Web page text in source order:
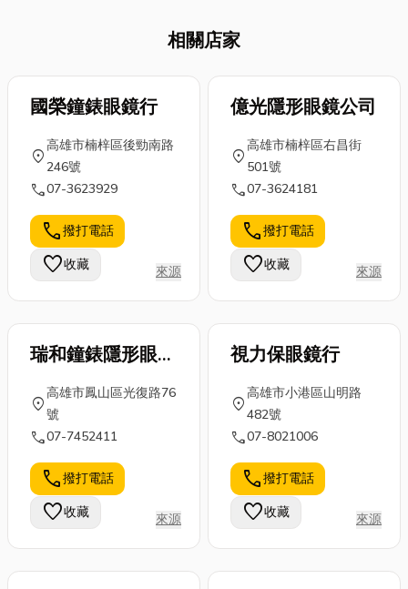
足，甚至只是
模式沒調對。
維修指南，幫
你快速搞懂常
見問題與自救
方法，從簡單
檢查到什麼情
況該找專業師
傅，一次說清
楚。別讓壞
掉...
儲存。您是否
個儲水容器如
果久未清洗，
青苔、泥沙、
的細菌與沈積
物？這些髒污
會直接影響您
的飲水健康和
肌膚狀況！今
天，小編就...
籤，請求神明
指點迷津；或
是請專業的老
師「問事」，
道。今天小編
南收驚問事推
薦宮廟，並教
大家宮廟問事
相關店家
國榮鐘錶眼鏡行
location_on
高雄市楠梓區後勁南路
246號
call07-3623929
call撥打電話
favorite收藏 來源
億光隱形眼鏡公司
location_on
高雄市楠梓區右昌街
501號
call07-3624181
call撥打電話
favorite收藏 來源
瑞和鐘錶隱形眼鏡
公司
location_on
高雄市鳳山區光復路76
號
call07-7452411
call撥打電話
favorite收藏 來源
視力保眼鏡行
location_on
高雄市小港區山明路
482號
call07-8021006
call撥打電話
favorite收藏 來源